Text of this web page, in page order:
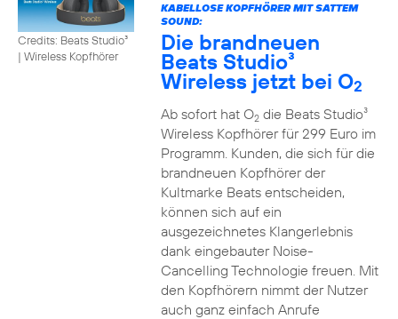
Credits: Beats Studio³
| Wireless Kopfhörer
KABELLOSE KOPFHÖRER MIT SATTEM
SOUND:
Die brandneuen
Beats Studio³
Wireless jetzt bei O2
Ab sofort hat O2die Beats Studio³
Wireless Kopfhörer für 299 Euro im
Programm. Kunden, die sich für die
brandneuen Kopfhörer der
Kultmarke Beats entscheiden,
können sich auf ein
ausgezeichnetes Klangerlebnis
dank eingebauter Noise-
Cancelling Technologie freuen. Mit
den Kopfhörern nimmt der Nutzer
auch ganz einfach Anrufe